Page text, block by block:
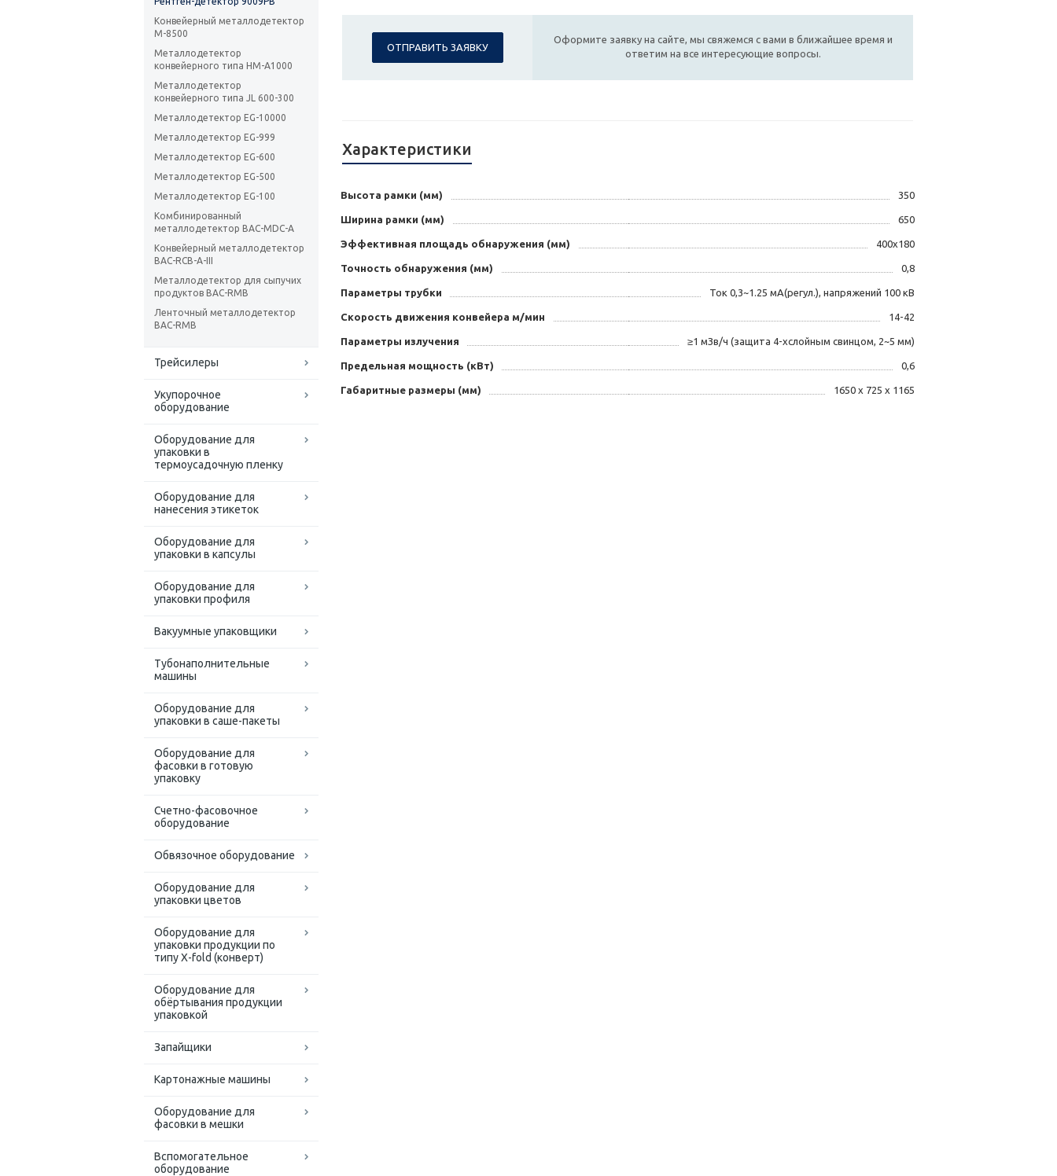
Конвейерный металлодетектор
M-8500
Металлодетектор
конвейерного типа HM-A1000
Металлодетектор
конвейерного типа JL 600-300
Металлодетектор EG-10000
Металлодетектор EG-999
Металлодетектор EG-600
Металлодетектор EG-500
Металлодетектор EG-100
Комбинированный
металлодетектор BAC-MDC-A
Конвейерный металлодетектор
BAC-RCB-A-III
Металлодетектор для сыпучих
продуктов BAC-RMB
Ленточный металлодетектор
BAC-RMB
Трейсилеры
Укупорочное
оборудование
Оборудование для
упаковки в
термоусадочную пленку
Оборудование для
нанесения этикеток
Оборудование для
упаковки в капсулы
Оборудование для
упаковки профиля
Вакуумные упаковщики
Тубонаполнительные
машины
Оборудование для
упаковки в саше-пакеты
Оборудование для
фасовки в готовую
упаковку
Счетно-фасовочное
оборудование
Обвязочное оборудование
Оборудование для
упаковки цветов
Оборудование для
упаковки продукции по
типу X-fold (конверт)
Оборудование для
обёртывания продукции
упаковкой
Запайщики
Картонажные машины
Оборудование для
фасовки в мешки
Вспомогательное
оборудование
ОТПРАВИТЬ ЗАЯВКУ
Оформите заявку на сайте, мы свяжемся с вами в ближайшее время и
ответим на все интересующие вопросы.
Характеристики
Высота рамки (мм) 350
Ширина рамки (мм) 650
Эффективная площадь обнаружения (мм) 400x180
Точность обнаружения (мм) 0,8
Параметры трубки Ток 0,3~1.25 мА(регул.), напряжений 100 кВ
Скорость движения конвейера м/мин 14-42
Параметры излучения ≥1 мЗв/ч (защита 4-хслойным свинцом, 2~5 мм)
Предельная мощность (кВт) 0,6
Габаритные размеры (мм) 1650 x 725 х 1165